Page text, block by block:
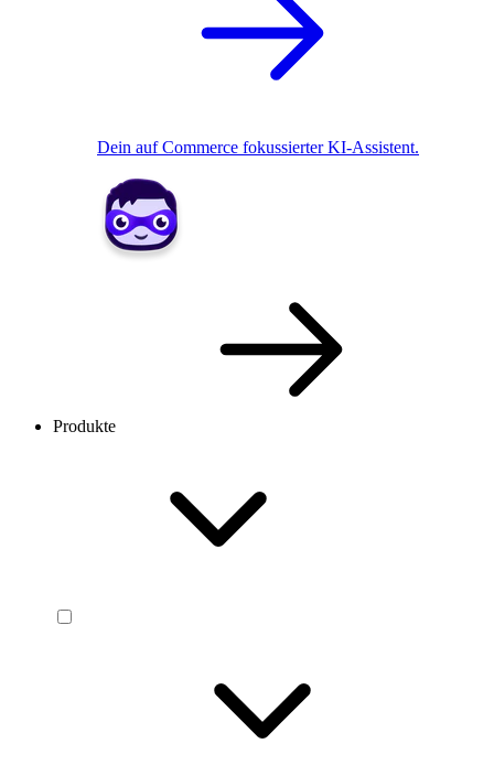
Dein auf Commerce fokussierter KI-Assistent.
Produkte